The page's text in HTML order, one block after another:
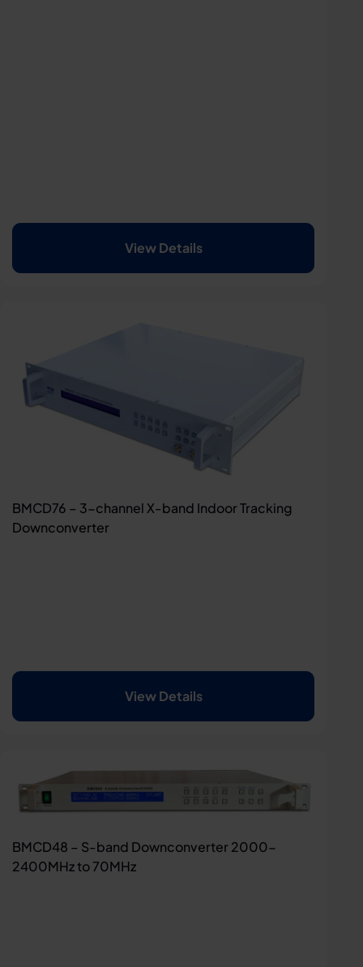
View Details
BMCD76 – 3-channel X-band Indoor Tracking
Downconverter
View Details
BMCD48 – S-band Downconverter 2000-
2400MHz to 70MHz